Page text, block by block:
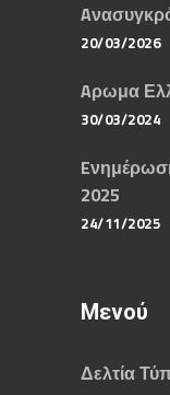
20/03/2026
Aρωμα
30/03/2024
2025
24/11/2025
Μενού
Δελτία